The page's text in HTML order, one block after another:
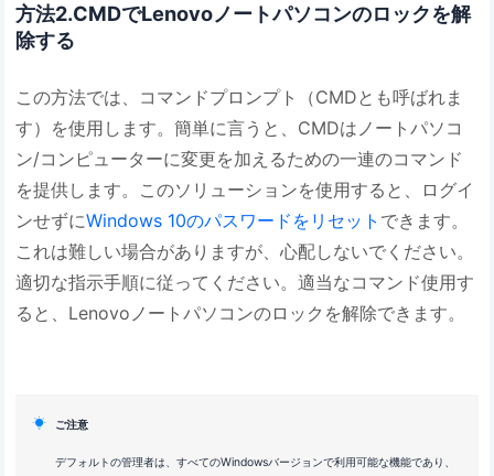
方法2.CMDでLenovoノートパソコンのロックを解
除する
この方法では、コマンドプロンプト（CMDとも呼ばれま
す）を使用します。簡単に言うと、CMDはノートパソコ
ン/コンピューターに変更を加えるための一連のコマンド
を提供します。このソリューションを使用すると、ログイ
ンせずにWindows 10のパスワードをリセット できます。
これは難しい場合がありますが、心配しないでください。
適切な指示手順に従ってください。適当なコマンド使用す
ると、Lenovoノートパソコンのロックを解除できます。
 ご注意
デフォルトの管理者は、すべてのWindowsバージョンで利用可能な機能であり、